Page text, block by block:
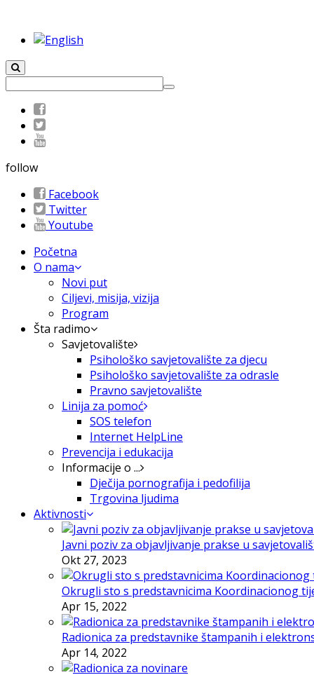
follow
Facebook
Twitter
Youtube
Početna
O nama
Novi put
Ciljevi, misija, vizija
Program
Šta radimo
Savjetovalište
Psihološko savjetovalište za djecu
Psihološko savjetovalište za odrasle
Pravno savjetovalište
Linija za pomoć
SOS telefon
Internet HelpLine
Prevencija i edukacija
Informacije o ...
Dječija pornografija i pedofilija
Trgovina ljudima
Aktivnosti
Javni poziv za objavljivanje prakse u
Okt 27, 2023
Okrugli sto s predstavnicima Koordinacionog
Apr 15, 2022
Radionica za predstavnike štampanih i
Apr 14, 2022